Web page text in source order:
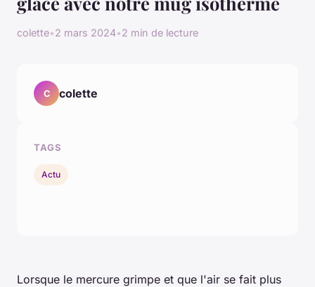
colette•2 mars 2024•2 min de lecture
Lorsque le mercure grimpe et que l'air se fait plus
C colette
TAGS
Actu